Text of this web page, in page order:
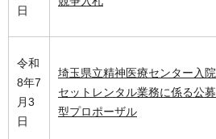
日
令和
8年7
月3
日
埼玉県立精神医療センター入院
セットレンタル業務に係る公募
型プロポーザル